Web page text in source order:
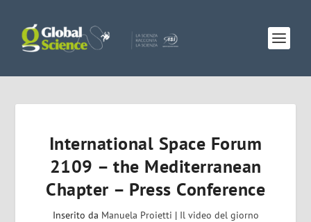
International Space Forum
2109 – the Mediterranean
Chapter – Press Conference
Inserito da Manuela Proietti | Il video del giorno